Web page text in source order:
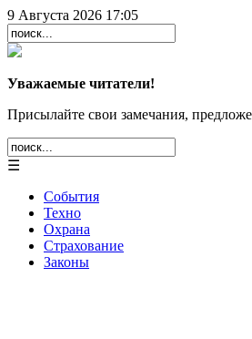
9 Августа 2026 17:05
Уважаемые читатели!
Присылайте свои замечания,
☰
События
Техно
Охрана
Страхование
Законы